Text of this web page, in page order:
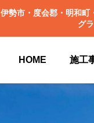
伊勢市・度会郡・明和町
グ
HOME 施工